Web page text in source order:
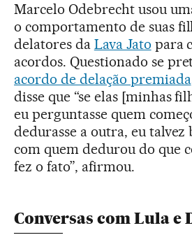
Marcelo Odebrecht usou
o comportamento de suas
delatores da Lava Jato para
acordos. Questionado se
acordo de delação premiada
disse que “se elas [minhas
eu perguntasse quem
dedurasse a outra, eu talvez
com quem dedurou do que
fez o fato”, afirmou.
Conversas com Lula e